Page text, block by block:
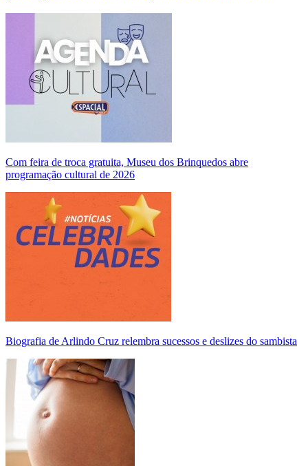
Com feira de troca gratuita, Museu dos Brinquedos abre
programação cultural de 2026
Biografia de Arlindo Cruz relembra sucessos e deslizes do sambista